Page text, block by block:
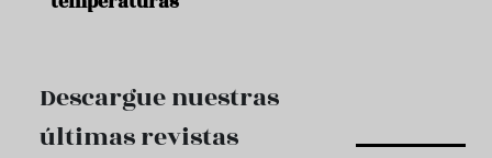
Descargue nuestras
últimas revistas